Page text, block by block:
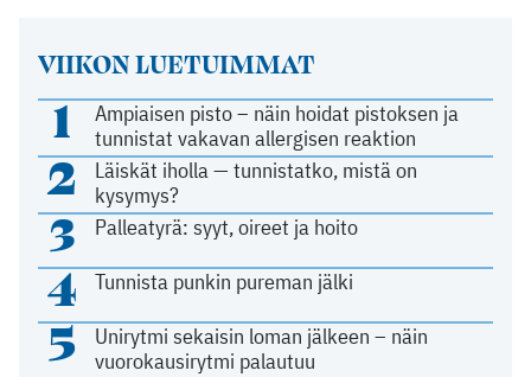
VIIKON LUETUIMMAT
1
Ampiaisen pisto – näin hoidat pistoksen ja
tunnistat vakavan allergisen reaktion
2
Läiskät iholla — tunnistatko, mistä on
kysymys?
3 Palleatyrä: syyt, oireet ja hoito
4 Tunnista punkin pureman jälki
5
Unirytmi sekaisin loman jälkeen – näin
vuorokausirytmi palautuu